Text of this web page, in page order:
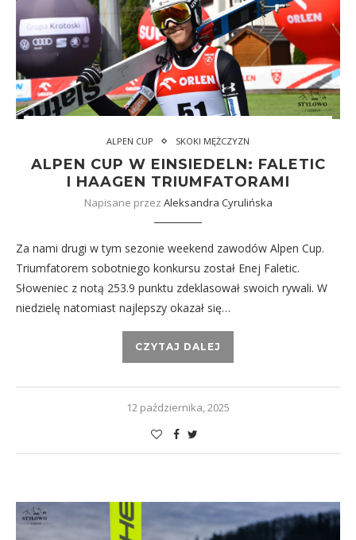
ALPEN CUP SKOKI MĘŻCZYZN
ALPEN CUP W EINSIEDELN: FALETIC
I HAAGEN TRIUMFATORAMI
Napisane przez Aleksandra Cyrulińska
Za nami drugi w tym sezonie weekend zawodów Alpen Cup.
Triumfatorem sobotniego konkursu został Enej Faletic.
Słoweniec z notą 253.9 punktu zdeklasował swoich rywali. W
niedzielę natomiast najlepszy okazał się…
CZYTAJ DALEJ
12 października, 2025